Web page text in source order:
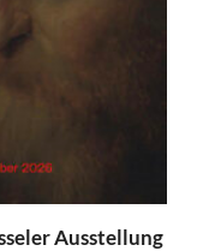
Ausstellung